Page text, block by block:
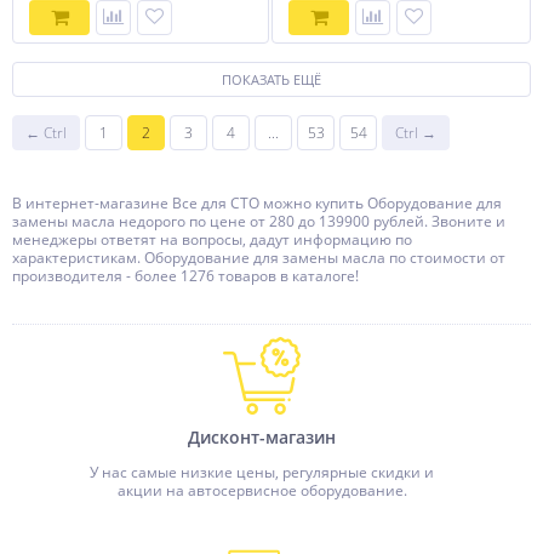
ПОКАЗАТЬ ЕЩЁ
← Ctrl 1 2 3 4 ... 53 54 Ctrl →
В интернет-магазине Все для СТО можно купить Оборудование для
замены масла недорого по цене от 280 до 139900 рублей. Звоните и
менеджеры ответят на вопросы, дадут информацию по
характеристикам. Оборудование для замены масла по стоимости от
производителя - более 1276 товаров в каталоге!
Дисконт-магазин
У нас самые низкие цены, регулярные скидки и
акции на автосервисное оборудование.